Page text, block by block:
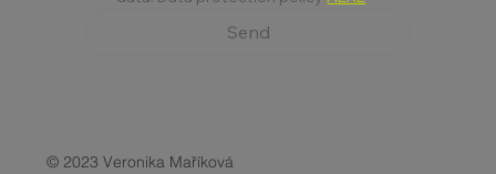
Send
© 2023 Veronika Maříková